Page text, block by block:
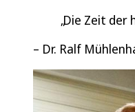
Die Zeit der
Dr. Ralf